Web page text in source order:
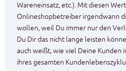
Wareneinsatz, etc.). Mit diesen
Onlineshopbetreiber irgendwann
wollen, weil Du immer nur den
Du Dir das nicht lange leisten
auch weißt, wie viel Deine Kunden
ihres gesamten